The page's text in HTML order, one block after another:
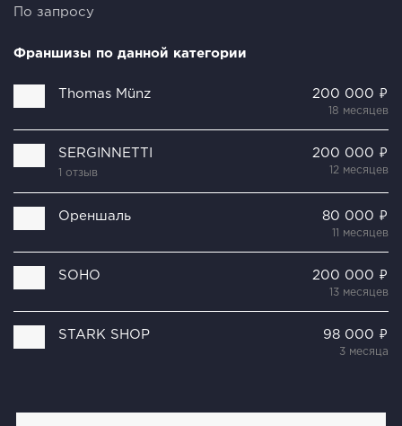
По запросу
Франшизы по данной категории
Thomas Münz 200 000 ₽
18 месяцев
SERGINNETTI
1 отзыв
200 000 ₽
12 месяцев
Ореншаль 80 000 ₽
11 месяцев
SOHO 200 000 ₽
13 месяцев
STARK SHOP 98 000 ₽
3 месяца